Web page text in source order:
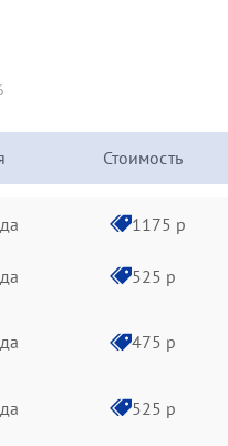
Стоимость
1175 р
525 р
475 р
525 р